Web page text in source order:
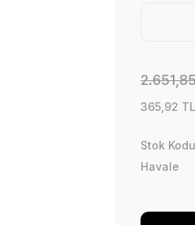
365,92
Stok Kodu
Havale